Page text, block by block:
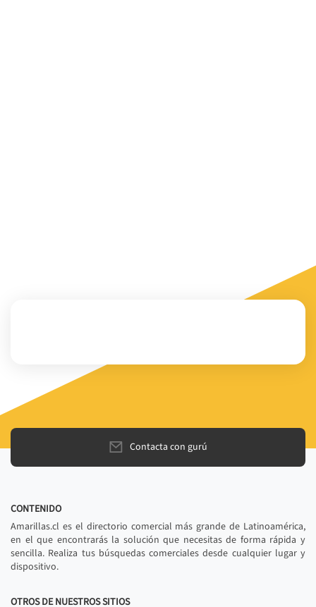
Contacta con gurú
CONTENIDO
Amarillas.cl es el directorio comercial más grande de Latinoamérica,
en el que encontrarás la solución que necesitas de forma rápida y
sencilla. Realiza tus búsquedas comerciales desde cualquier lugar y
dispositivo.
OTROS DE NUESTROS SITIOS